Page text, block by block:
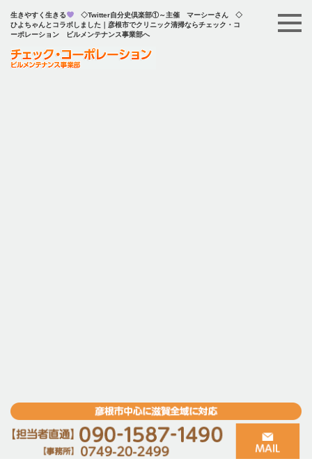
生きやすく生きる
◇Twitter自分史倶楽部①～主催 マーシーさん ◇
ひよちゃんとコラボしました｜彦根市でクリニック清掃ならチェック・コ
ーポレーション ビルメンテナンス事業部へ